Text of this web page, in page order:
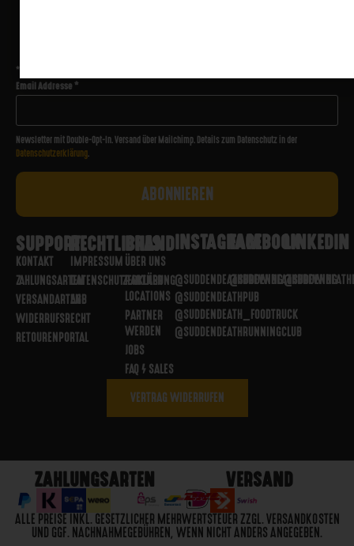
*
Email Addresse*
Newsletter mit Double-Opt-In. Versand über Mailchimp. Details zum Datenschutz in der
Datenschutzerklärung.
SUPPORT
KONTAKT
ZAHLUNGSARTEN
VERSANDARTEN
WIDERRUFSRECHT
RETOURENPORTAL
RECHTLICHES
IMPRESSUM
DATENSCHUTZERKLÄRUNG
AGB
BRAND
ÜBER UNS
PARTNER
LOCATIONS
PARTNER
WERDEN
JOBS
FAQ / SALES
INSTAGRAM
@SUDDENDEATHBREWING
@SUDDENDEATHPUB
@SUDDENDEATH_FOODTRUCK
@SUDDENDEATHRUNNINGCLUB
FACEBOOK
@SUDDENDEATHBREWING
LINKEDIN
VERTRAG WIDERRUFEN
ZAHLUNGSARTEN VERSAND
ALLE PREISE INKL. GESETZLICHER MEHRWERTSTEUER ZZGL. VERSANDKOSTEN
UND GGF. NACHNAHMEGEBÜHREN, WENN NICHT ANDERS ANGEGEBEN.